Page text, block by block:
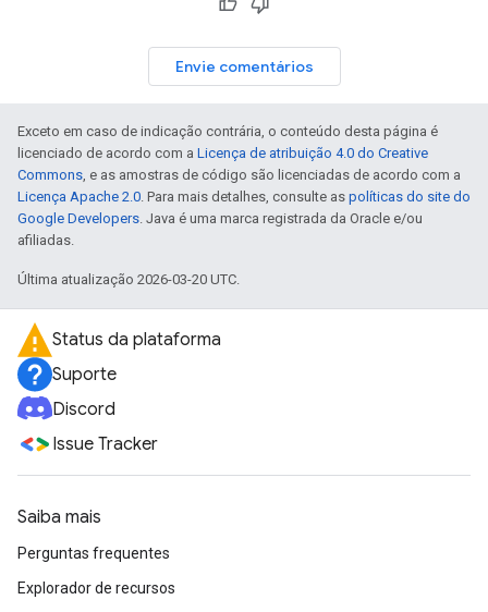
Envie comentários
Exceto em caso de indicação contrária, o conteúdo desta página é
licenciado de acordo com a Licença de atribuição 4.0 do Creative
Commons , e as amostras de código são licenciadas de acordo com a
Licença Apache 2.0 . Para mais detalhes, consulte as políticas do site do
Google Developers . Java é uma marca registrada da Oracle e/ou
afiliadas.
Última atualização 2026-03-20 UTC.
Status da plataforma
Suporte
Discord
Issue Tracker
Saiba mais
Perguntas frequentes
Explorador de recursos